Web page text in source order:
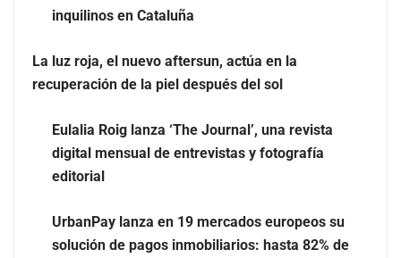
La luz roja, el nuevo aftersun, actúa en la recuperación
de la piel después del sol
inquilinos en Cataluña
La luz roja, el nuevo aftersun, actúa en la
recuperación de la piel después del sol
Eulalia Roig lanza ‘The Journal’, una revista
digital mensual de entrevistas y fotografía
editorial
UrbanPay lanza en 19 mercados europeos su
solución de pagos inmobiliarios: hasta 82% de